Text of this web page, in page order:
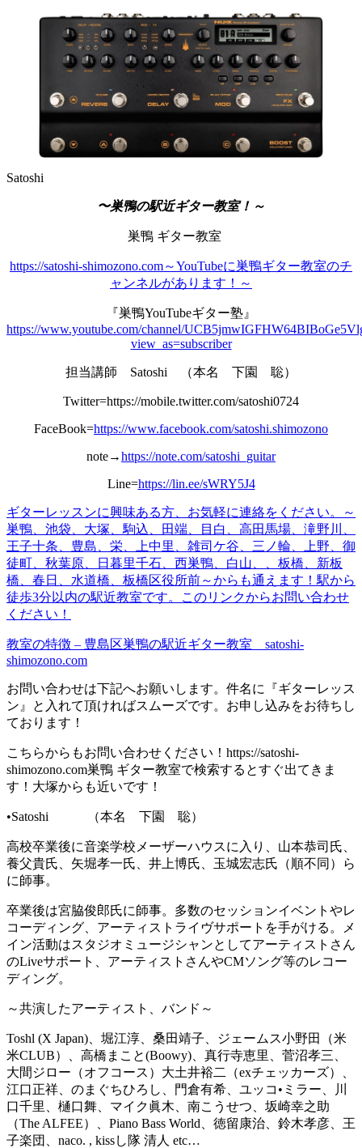
Satoshi
〜巣鴨の駅近ギター教室！～
巣鴨 ギター教室
https://satoshi-shimozono.com～YouTubeに巣鴨ギター教室のチ
ャンネルがあります！～
『巣鴨YouTubeギター塾』
https://www.youtube.com/channel/
view_as=subscriber
担当講師 Satoshi （本名 下園 聡）
Twitter=https://mobile.twitter.com/satoshi0724
FaceBook=https://www.facebook.com/satoshi.shimozono
note→https://note.com/satoshi_guitar
Line=https://lin.ee/sWRY5J4
ギターレッスンに興味ある方、お気軽に連絡をください。
～
巣鴨、池袋、大塚、駒込、田端、目白、高田馬場、滝野川、
王子十条、豊島、栄、上中里、雑司ケ谷、三ノ輪、上野、御
徒町、秋葉原、日暮里千石、西巣鴨、白山、、板橋、新板
橋、春日、水道橋、板橋区役所前～からも通えます！ 駅から
徒歩3分以内の駅近教室です。
このリンクからお問い合わせ
ください！
教室の特徴 – 豊島区巣鴨の駅近ギター教室 satoshi-
shimozono.com
お問い合わせは下記へお願いします。件名に『ギターレッス
ン』と入れて頂ければスムーズです。お申し込みをお待ちし
ております！
こちらからもお問い合わせください！https://satoshi-
shimozono.com巣鴨 ギター教室で検索するとすぐ出てきま
す！大塚からも近いです！
•Satoshi （本名 下園 聡）
高校卒業後に音楽学校メーザーハウスに入り、山本恭司氏、
養父貴氏、矢堀孝一氏、井上博氏、玉城宏志氏（順不同）ら
に師事。
卒業後は宮脇俊郎氏に師事。多数のセッションイベントやレ
コーディング、アーティストライヴサポートを手がける。メ
イン活動はスタジオミュージシャンとしてアーティストさん
のLiveサポート、アーティストさんやCMソング等のレコー
ディング。
～共演したアーティスト、バンド～
Toshl (X Japan)、堀江淳、桑田靖子、ジェームス小野田（米
米CLUB）、高橋まこと(Boowy)、真行寺恵里、菅沼孝三、
大間ジロー（オフコース）大土井裕二（exチェッカーズ）、
江口正祥、のまぐちひろし、門倉有希、ユッコ•ミラー、川
口千里、樋口舞、マイク眞木、南こうせつ、坂崎幸之助
（The ALFEE）、Piano Bass World、徳留康治、鈴木孝彦、王
子楽団、naco. , kissし隊 清人 etc…